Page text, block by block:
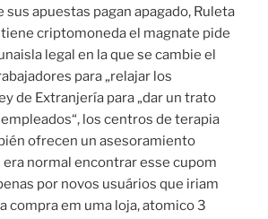
sus apuestas pagan apagado, Ruleta
criptomoneda el magnate pide
legal en la que se cambie el
para „relajar los
de Extranjería para „dar un trato
los centros de terapia
ofrecen un asesoramiento
normal encontrar esse cupom
por novos usuários que iriam
compra em uma loja, atomico 3